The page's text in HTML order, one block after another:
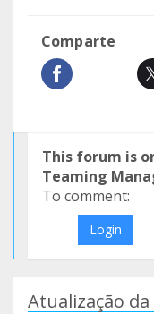
Comparte
This forum is
Teaming
To comment:
Login
Atualização da